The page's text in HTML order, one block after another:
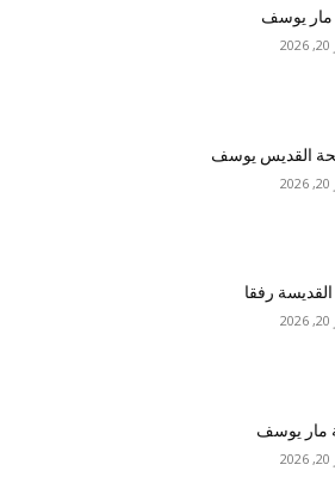
مار يوسف
القديس يوسف
القديسة رفقا
مار يوسف